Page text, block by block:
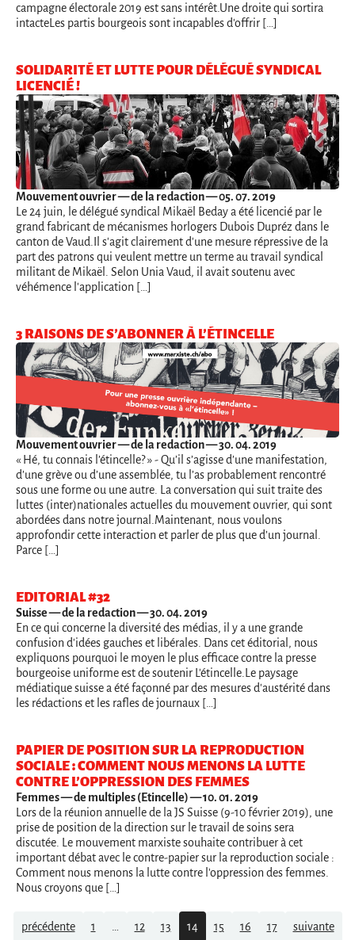
campagne électorale 2019 est sans intérêt.Une droite qui sortira
intacteLes partis bourgeois sont incapables d'offrir […]
SOLIDARITÉ ET LUTTE POUR DÉLÉGUÉ SYNDICAL
LICENCIÉ !
Mouvement ouvrier— de la redaction — 05. 07. 2019
Le 24 juin, le délégué syndical Mikaël Beday a été licencié par le
grand fabricant de mécanismes horlogers Dubois Dupréz dans le
canton de Vaud.Il s'agit clairement d'une mesure répressive de la
part des patrons qui veulent mettre un terme au travail syndical
militant de Mikaël. Selon Unia Vaud, il avait soutenu avec
véhémence l'application […]
3 RAISONS DE S’ABONNER À L’ÉTINCELLE
Mouvement ouvrier— de la redaction — 30. 04. 2019
« Hé, tu connais l’étincelle? » - Qu’il s’agisse d’une manifestation,
d’une grève ou d’une assemblée, tu l’as probablement rencontré
sous une forme ou une autre. La conversation qui suit traite des
luttes (inter)nationales actuelles du mouvement ouvrier, qui sont
abordées dans notre journal.Maintenant, nous voulons
approfondir cette interaction et parler de plus que d’un journal.
Parce […]
EDITORIAL #32
Suisse— de la redaction — 30. 04. 2019
En ce qui concerne la diversité des médias, il y a une grande
confusion d'idées gauches et libérales. Dans cet éditorial, nous
expliquons pourquoi le moyen le plus efficace contre la presse
bourgeoise uniforme est de soutenir L'étincelle.Le paysage
médiatique suisse a été façonné par des mesures d'austérité dans
les rédactions et les rafles de journaux […]
PAPIER DE POSITION SUR LA REPRODUCTION
SOCIALE : COMMENT NOUS MENONS LA LUTTE
CONTRE L’OPPRESSION DES FEMMES
Femmes— de multiples (Etincelle) — 10. 01. 2019
Lors de la réunion annuelle de la JS Suisse (9-10 février 2019), une
prise de position de la direction sur le travail de soins sera
discutée. Le mouvement marxiste souhaite contribuer à cet
important débat avec le contre-papier sur la reproduction sociale :
Comment nous menons la lutte contre l'oppression des femmes.
Nous croyons que […]
Navigation
précédente 1 12 13 14 15 16 17 suivante